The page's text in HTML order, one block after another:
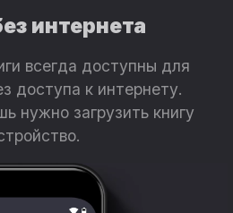
интернета
всегда доступны для
доступа к интернету.
нужно загрузить книгу